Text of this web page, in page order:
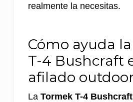
realmente la necesitas.
Cómo ayuda
T-4 Bushcraft
afilado
La Tormek T-4 Bushcraft